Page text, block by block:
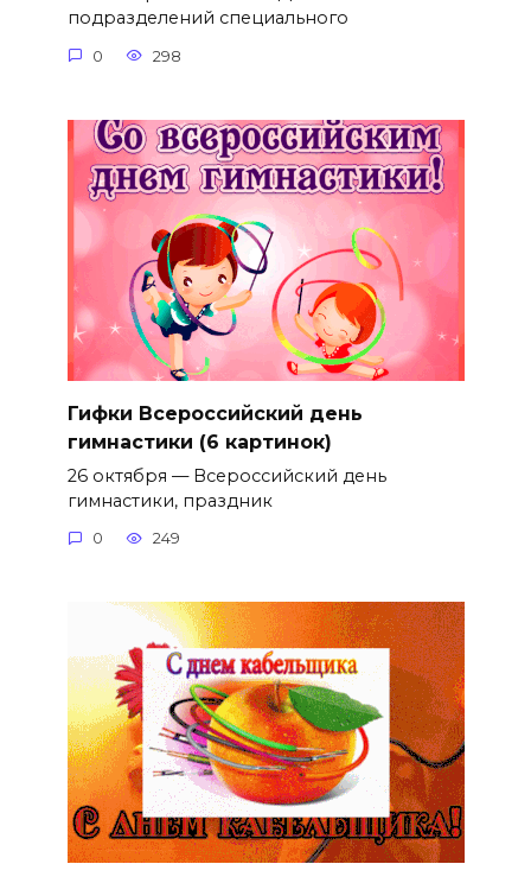
подразделений специального
0 298
Гифки Всероссийский день
гимнастики (6 картинок)
26 октября — Всероссийский день
гимнастики, праздник
0 249